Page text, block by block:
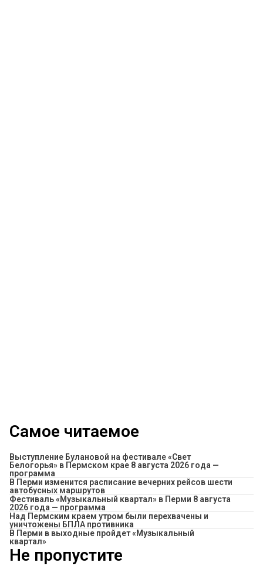
Самое читаемое
Выступление Булановой на фестивале «Свет
Белогорья» в Пермском крае 8 августа 2026 года —
программа
​В Перми изменится расписание вечерних рейсов шести
автобусных маршрутов
Фестиваль «Музыкальный квартал» в Перми 8 августа
2026 года — программа
Над Пермским краем утром были перехвачены и
уничтожены БПЛА противника
В Перми в выходные пройдет «Музыкальный
квартал»
Не пропустите